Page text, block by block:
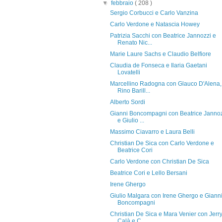
▼febbraio( 208 )
Sergio Corbucci e Carlo Vanzina
Carlo Verdone e Natascia Howey
Patrizia Sacchi con Beatrice Jannozzi e
Renato Nic...
Marie Laure Sachs e Claudio Belfiore
Claudia de Fonseca e Ilaria Gaetani
Lovatelli
Marcellino Radogna con Glauco D'Alena,
Rino Barill...
Alberto Sordi
Gianni Boncompagni con Beatrice
e Giulio ...
Massimo Ciavarro e Laura Belli
Christian De Sica con Carlo Verdone e
Beatrice Cori
Carlo Verdone con Christian De Sica
Beatrice Cori e Lello Bersani
Irene Ghergo
Giulio Malgara con Irene Ghergo e Gianni
Boncompagni
Christian De Sica e Mara Venier con Jerry